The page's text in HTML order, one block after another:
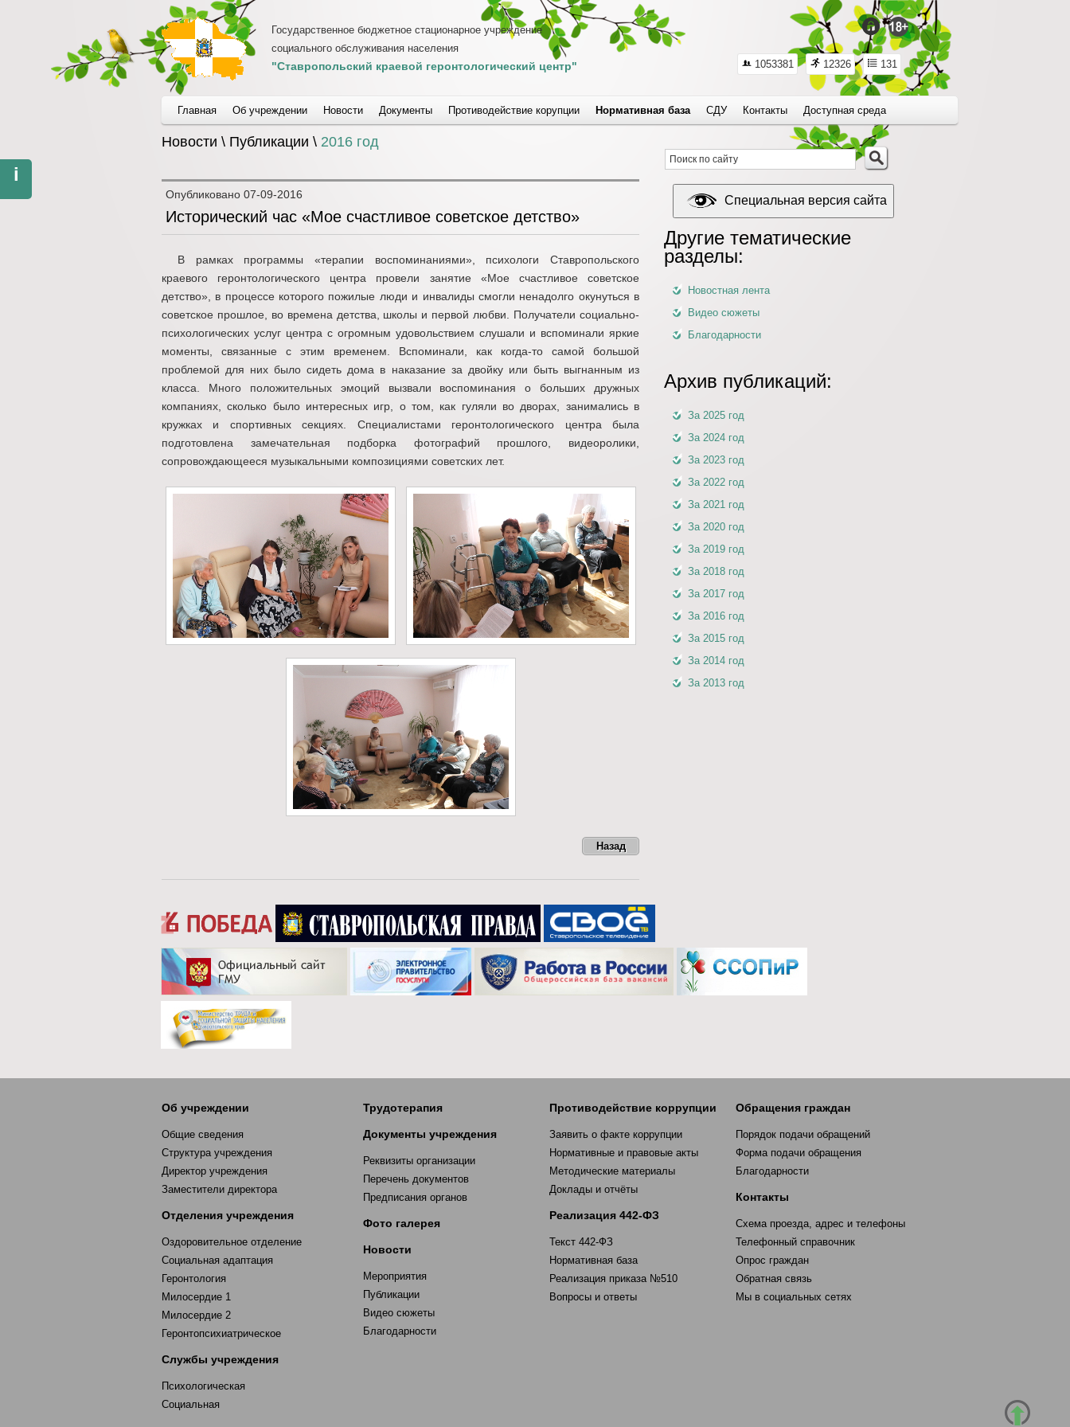
Государственное бюджетное стационарное учреждение
социального обслуживания населения
"Ставропольский краевой геронтологический центр" 1053381 12326 131
i
Главная Об учреждении Новости Документы Противодействие корупции Нормативная база СДУ Контакты Доступная среда
Новости \ Публикации \ 2016 год
Опубликовано 07-09-2016
Исторический час «Мое счастливое советское детство»
В рамках программы «терапии воспоминаниями», психологи Ставропольского
краевого геронтологического центра провели занятие «Мое счастливое советское
детство», в процессе которого пожилые люди и инвалиды смогли ненадолго окунуться в
советское прошлое, во времена детства, школы и первой любви. Получатели социально-
психологических услуг центра с огромным удовольствием слушали и вспоминали яркие
моменты, связанные с этим временем. Вспоминали, как когда-то самой большой
проблемой для них было сидеть дома в наказание за двойку или быть выгнанным из
класса. Много положительных эмоций вызвали воспоминания о больших дружных
компаниях, сколько было интересных игр, о том, как гуляли во дворах, занимались в
кружках и спортивных секциях. Специалистами геронтологического центра была
подготовлена замечательная подборка фотографий прошлого, видеоролики,
сопровождающееся музыкальными композициями советских лет.
Назад
Специальная версия сайта
Другие тематические
разделы:
Новостная лента
Видео сюжеты
Благодарности
Архив публикаций:
За 2025 год
За 2024 год
За 2023 год
За 2022 год
За 2021 год
За 2020 год
За 2019 год
За 2018 год
За 2017 год
За 2016 год
За 2015 год
За 2014 год
За 2013 год
Об учреждении
Общие сведения
Структура учреждения
Директор учреждения
Заместители директора
Отделения учреждения
Оздоровительное отделение
Социальная адаптация
Геронтология
Милосердие 1
Милосердие 2
Геронтопсихиатрическое
Службы учреждения
Психологическая
Социальная
Трудотерапия
Документы учреждения
Реквизиты организации
Перечень документов
Предписания органов
Фото галерея
Новости
Мероприятия
Публикации
Видео сюжеты
Благодарности
Противодействие коррупции
Заявить о факте коррупции
Нормативные и правовые акты
Методические материалы
Доклады и отчёты
Реализация 442-ФЗ
Текст 442-ФЗ
Нормативная база
Реализация приказа №510
Вопросы и ответы
Обращения граждан
Порядок подачи обращений
Форма подачи обращения
Благодарности
Контакты
Схема проезда, адрес и телефоны
Телефонный справочник
Опрос граждан
Обратная связь
Мы в социальных сетях